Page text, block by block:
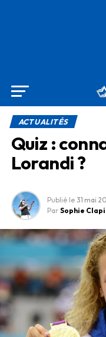
ACTUALITÉS
Quiz :
Lorandi ?
Publié le 31 mai
Par Sophie